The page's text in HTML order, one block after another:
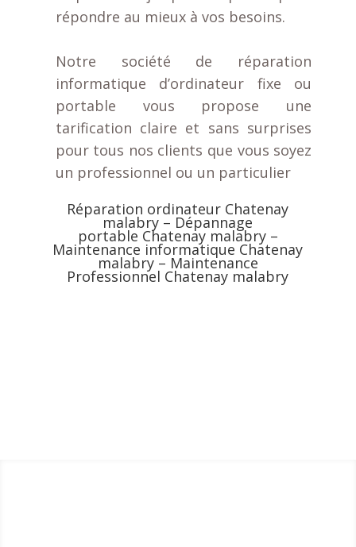
répondre au mieux à vos besoins.
Notre société de réparation
informatique d’ordinateur fixe ou
portable vous propose une
tarification claire et sans surprises
pour tous nos clients que vous soyez
un professionnel ou un particulier
Réparation ordinateur Chatenay
malabry – Dépannage
portable Chatenay malabry –
Maintenance informatique Chatenay
malabry – Maintenance
Professionnel Chatenay malabry